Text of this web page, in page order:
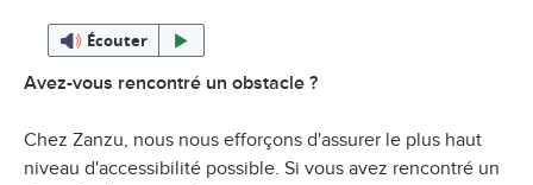
Écouter
Avez-vous rencontré un obstacle ?
Chez Zanzu, nous nous efforçons d'assurer le plus haut
niveau d'accessibilité possible. Si vous avez rencontré un